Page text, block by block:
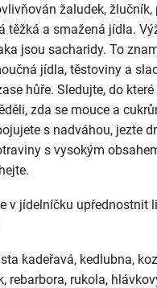
žaludek, žlučník,
těžká a smažená jídla.
jsou sacharidy. To
jídla, těstoviny a
hůře. Sledujte, do
zda se mouce a
s nadváhou, jezte
s vysokým
v jídelníčku upřednostnit
kadeřavá, kedlubna,
rebarbora, rukola,